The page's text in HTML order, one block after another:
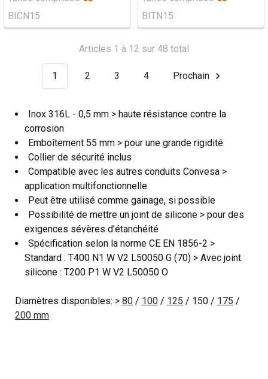
BICN15
BITN15
Articles 1 à 12 sur 48 total
1 2 3 4 Prochain
Inox 316L - 0,5 mm > haute résistance contre la
corrosion
Emboîtement 55 mm > pour une grande rigidité
Collier de sécurité inclus
Compatible avec les autres conduits Convesa >
application multifonctionnelle
Peut être utilisé comme gainage, si possible
Possibilité de mettre un joint de silicone > pour des
exigences sévères d’étanchéité
Spécification selon la norme CE EN 1856-2 >
Standard : T400 N1 W V2 L50050 G (70) > Avec joint
silicone : T200 P1 W V2 L50050 O
Diamètres disponibles: > 80 / 100 / 125 / 150 / 175 /
200 mm